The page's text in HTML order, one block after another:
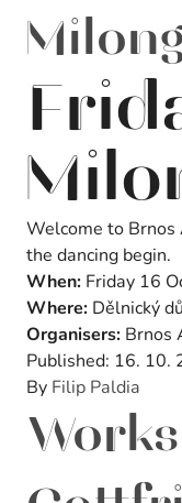
Welcome to
the dancing begin.
When: Friday 16
Where: Dělnický
Organisers: Brnos
Published: 16. 10.
By Filip Paldia